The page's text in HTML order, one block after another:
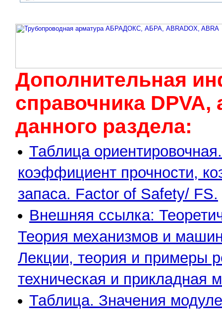
Дополнительная
cправочника
данного раздела:
Таблица
коэффициент прочности,
запаса. Factor of Safety/ FS.
Внешняя ссылка:
Теория механизмов и
Лекции, теория и примеры
техническая и
Таблица. Значения